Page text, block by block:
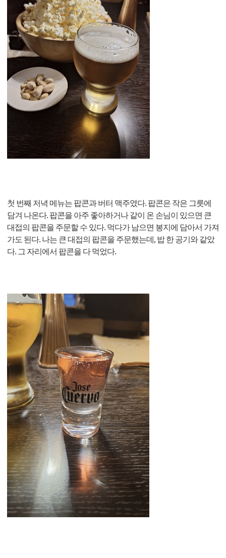
첫 번째 저녁 메뉴는 팝콘과 버터 맥주였다. 팝콘은 작은 그릇에
담겨 나온다. 팝콘을 아주 좋아하거나 같이 온 손님이 있으면 큰
대접의 팝콘을 주문할 수 있다. 먹다가 남으면 봉지에 담아서 가져
가도 된다. 나는 큰 대접의 팝콘을 주문했는데, 밥 한 공기와 같았
다. 그 자리에서 팝콘을 다 먹었다.